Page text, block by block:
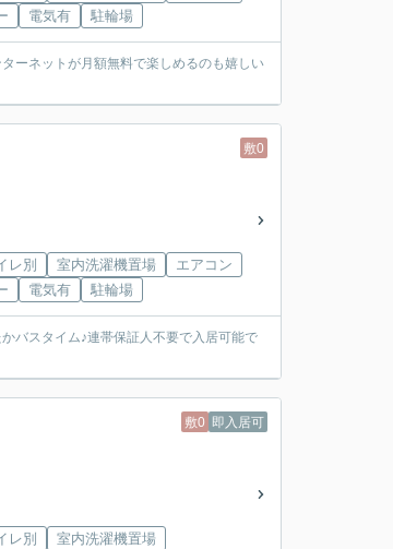
電気有 駐輪場
ーネットが月額無料で楽しめるのも嬉しい
敷0
レ別 室内洗濯機置場
エアコン
電気有 駐輪場
バスタイム♪連帯保証人不要で入居可能で
敷0 即入居可
レ別 室内洗濯機置場